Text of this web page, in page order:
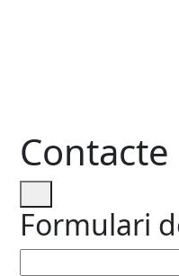
Contacte
Formulari